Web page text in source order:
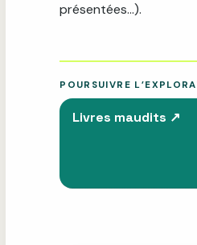
présentées...).
POURSUIVRE
Livres maudits ↗